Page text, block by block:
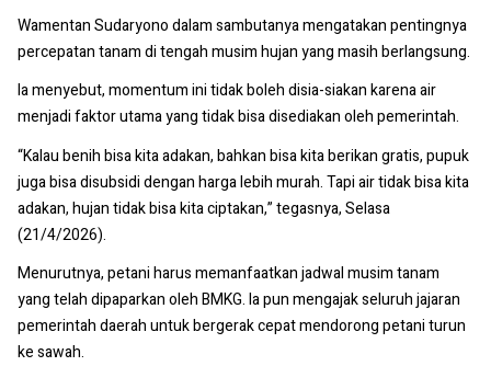
Wamentan Sudaryono dalam sambutanya mengatakan pentingnya
percepatan tanam di tengah musim hujan yang masih berlangsung.
Ia menyebut, momentum ini tidak boleh disia-siakan karena air
menjadi faktor utama yang tidak bisa disediakan oleh pemerintah.
“Kalau benih bisa kita adakan, bahkan bisa kita berikan gratis, pupuk
juga bisa disubsidi dengan harga lebih murah. Tapi air tidak bisa kita
adakan, hujan tidak bisa kita ciptakan,” tegasnya, Selasa
(21/4/2026).
Menurutnya, petani harus memanfaatkan jadwal musim tanam
yang telah dipaparkan oleh BMKG. Ia pun mengajak seluruh jajaran
pemerintah daerah untuk bergerak cepat mendorong petani turun
ke sawah.